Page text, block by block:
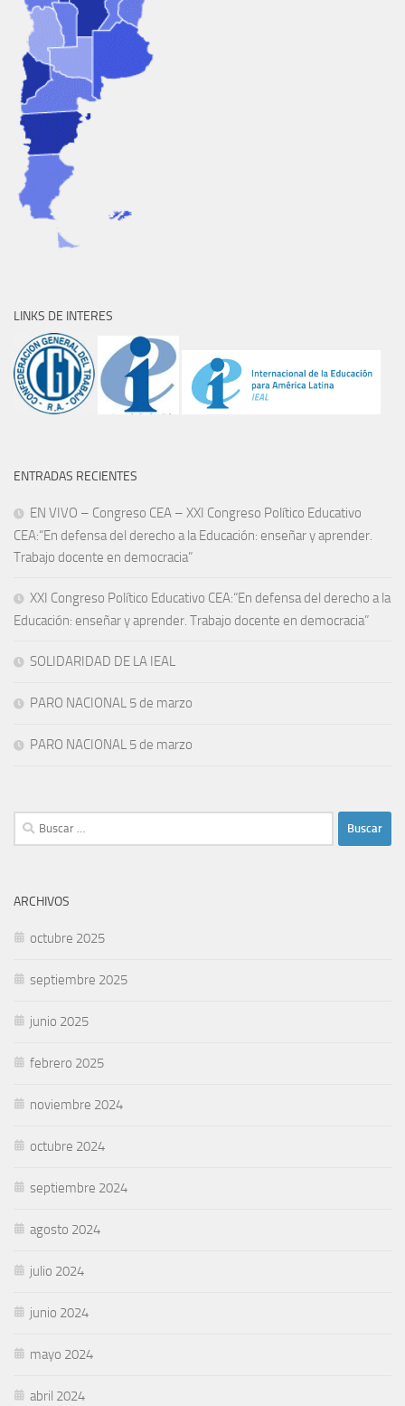
LINKS DE INTERES
ENTRADAS RECIENTES
EN VIVO – Congreso CEA – XXI Congreso Político Educativo
CEA:“En defensa del derecho a la Educación: enseñar y aprender.
Trabajo docente en democracia”
XXI Congreso Político Educativo CEA:“En defensa del derecho a la
Educación: enseñar y aprender. Trabajo docente en democracia”
SOLIDARIDAD DE LA IEAL
PARO NACIONAL 5 de marzo
PARO NACIONAL 5 de marzo
Buscar:
ARCHIVOS
octubre 2025
septiembre 2025
junio 2025
febrero 2025
noviembre 2024
octubre 2024
septiembre 2024
agosto 2024
julio 2024
junio 2024
mayo 2024
abril 2024